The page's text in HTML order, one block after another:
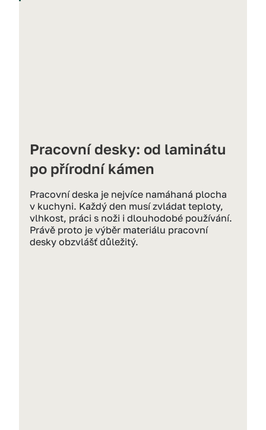
Pracovní desky: od laminátu
po přírodní kámen
Pracovní deska je nejvíce namáhaná plocha
v kuchyni. Každý den musí zvládat teploty,
vlhkost, práci s noži i dlouhodobé používání.
Právě proto je výběr materiálu pracovní
desky obzvlášť důležitý.